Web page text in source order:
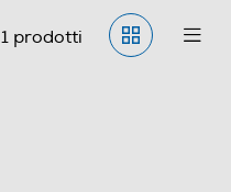
1prodotti